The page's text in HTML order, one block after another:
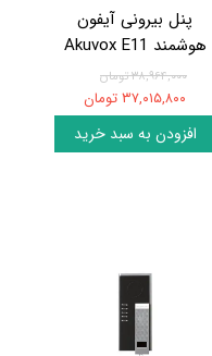
پنل بیرونی آیفون
هوشمند Akuvox E11
۳۸,۹۶۴,۰۰۰ تومان
۳۷,۰۱۵,۸۰۰ تومان
افزودن به سبد خرید